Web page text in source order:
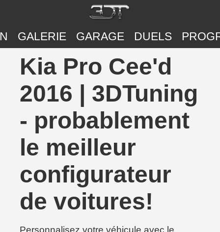
GALERIE GARAGE DUELS
Kia Pro Cee'd
2016 | 3DTuning
- probablement
le meilleur
configurateur
de voitures!
Personnalisez votre véhicule avec le